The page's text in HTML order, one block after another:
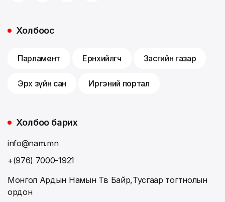
Холбоос
Парламент Ерөнхийлөгч Засгийн газар
Эрх зүйн сан Иргэний портал
Холбоо барих
info@nam.mn
+(976) 7000-1921
Монгол Ардын Намын Төв Байр,Тусгаар тогтнолын
ордон